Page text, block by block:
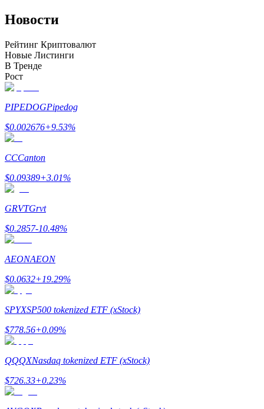
Анализ больших данных, включая торговую информацию
и т. д.
Гид
Руководство для начинающих по фьючерсам
Узнайте, как оставаться прибыльным
Новости
Рейтинг Криптовалют
Новые Листинги
В Тренде
Рост
PIPEDOGPipedog
$0.002676+9.53%
CCCanton
$0.09389+3.01%
GRVTGrvt
$0.2857-10.48%
AEONAEON
$0.0632+19.29%
SPYXSP500 tokenized ETF (xStock)
$778.56+0.09%
QQQXNasdaq tokenized ETF (xStock)
$726.33+0.23%